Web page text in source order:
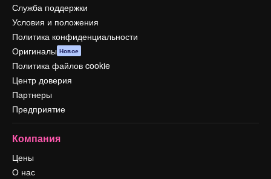
Служба поддержки
Условия и положения
Политика конфиденциальности
Оригиналы Новое
Политика файлов cookie
Центр доверия
Партнеры
Предприятие
Компания
Цены
О нас